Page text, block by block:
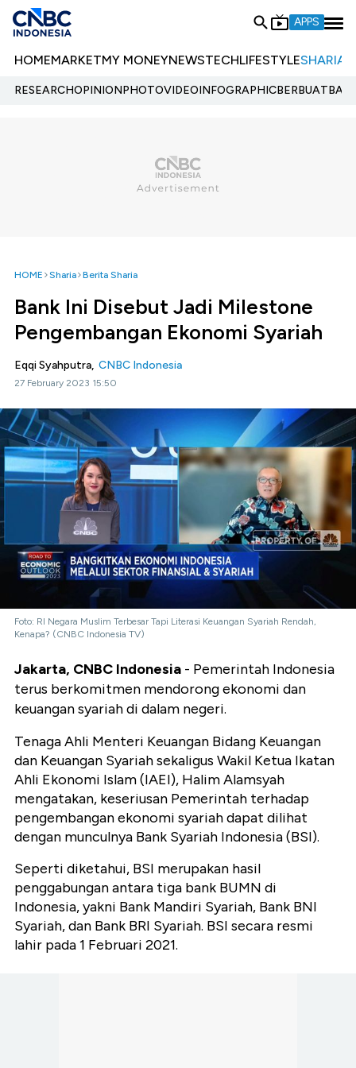
APPS
HOMEMARKETMY MONEYNEWSTECHLIFESTYLESHARIA
RESEARCHOPINIONPHOTOVIDEOINFOGRAPHIC
HOME Sharia Berita Sharia
Bank Ini Disebut Jadi Milestone
Pengembangan Ekonomi Syariah
Eqqi Syahputra, CNBC Indonesia
27 February 2023 15:50
Foto: RI Negara Muslim Terbesar Tapi Literasi Keuangan Syariah Rendah,
Kenapa? (CNBC Indonesia TV)
Jakarta, CNBC Indonesia - Pemerintah Indonesia
terus berkomitmen mendorong ekonomi dan
keuangan syariah di dalam negeri.
Tenaga Ahli Menteri Keuangan Bidang Keuangan
dan Keuangan Syariah sekaligus Wakil Ketua Ikatan
Ahli Ekonomi Islam (IAEI), Halim Alamsyah
mengatakan, keseriusan Pemerintah terhadap
pengembangan ekonomi syariah dapat dilihat
dengan munculnya Bank Syariah Indonesia (BSI).
Seperti diketahui, BSI merupakan hasil
penggabungan antara tiga bank BUMN di
Indonesia, yakni Bank Mandiri Syariah, Bank BNI
Syariah, dan Bank BRI Syariah. BSI secara resmi
lahir pada 1 Februari 2021.